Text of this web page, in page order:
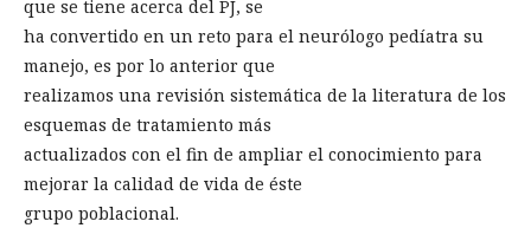
que se tiene acerca del PJ, se
ha convertido en un reto para el neurólogo pedíatra su
manejo, es por lo anterior que
realizamos una revisión sistemática de la literatura de los
esquemas de tratamiento más
actualizados con el fin de ampliar el conocimiento para
mejorar la calidad de vida de éste
grupo poblacional.